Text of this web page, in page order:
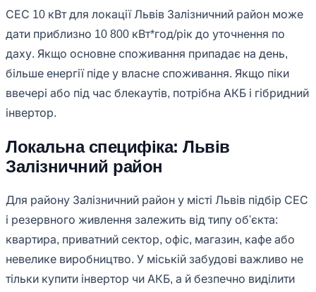
СЕС 10 кВт для локації Львів Залізничний район може
дати приблизно 10 800 кВт*год/рік до уточнення по
даху. Якщо основне споживання припадає на день,
більше енергії піде у власне споживання. Якщо піки
ввечері або під час блекаутів, потрібна АКБ і гібридний
інвертор.
Локальна специфіка: Львів
Залізничний район
Для району Залізничний район у місті Львів підбір СЕС
і резервного живлення залежить від типу об'єкта:
квартира, приватний сектор, офіс, магазин, кафе або
невелике виробництво. У міській забудові важливо не
тільки купити інвертор чи АКБ, а й безпечно виділити